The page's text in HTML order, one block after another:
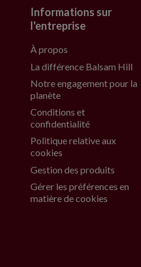
Informations sur
l'entreprise
À propos
La différence Balsam Hill
Notre engagement pour la
planète
Conditions et
confidentialité
Politique relative aux
cookies
Gestion des produits
Gérer les préférences en
matière de cookies